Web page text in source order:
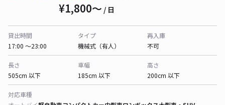
¥1,800〜 / 日
貸出時間
17:00 〜23:00
タイプ
機械式（有人）
再入庫
不可
長さ
505cm 以下
車幅
185cm 以下
高さ
200cm 以下
対応車種